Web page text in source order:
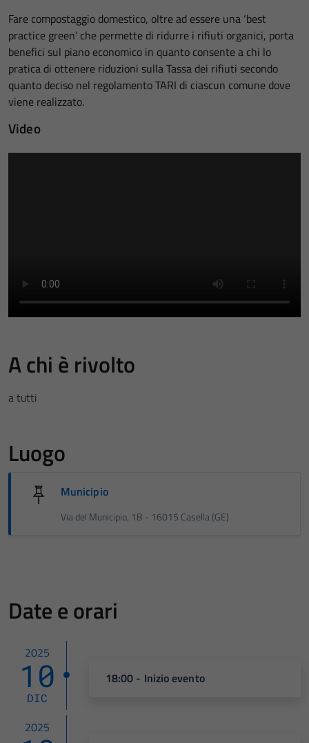
Fare compostaggio domestico, oltre ad essere una ‘best
practice green’ che permette di ridurre i rifiuti organici, porta
benefici sul piano economico in quanto consente a chi lo
pratica di ottenere riduzioni sulla Tassa dei rifiuti secondo
quanto deciso nel regolamento TARI di ciascun comune dove
viene realizzato.
Video
A chi è rivolto
a tutti
Luogo
Municipio
Via del Municipio, 1B - 16015 Casella (GE)
Date e orari
2025
10
DIC
18:00 - Inizio evento
2025